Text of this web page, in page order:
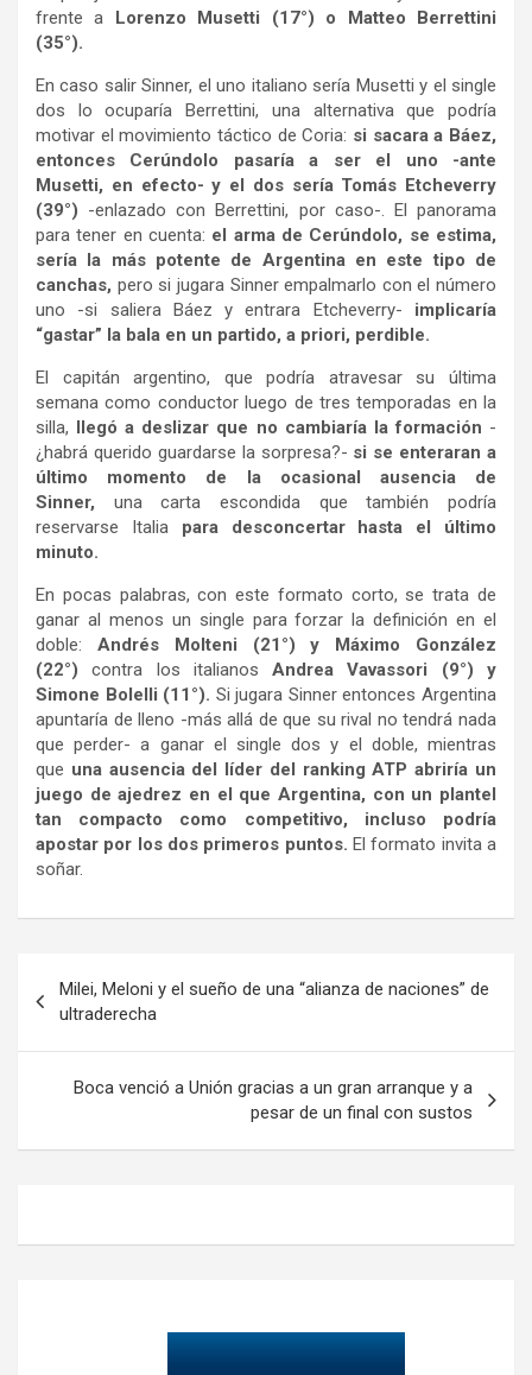
frente a Lorenzo Musetti (17°) o Matteo Berrettini
(35°).
En caso salir Sinner, el uno italiano sería Musetti y el single
dos lo ocuparía Berrettini, una alternativa que podría
motivar el movimiento táctico de Coria: si sacara a Báez,
entonces Cerúndolo pasaría a ser el uno -ante
Musetti, en efecto- y el dos sería Tomás Etcheverry
(39°) -enlazado con Berrettini, por caso-. El panorama
para tener en cuenta: el arma de Cerúndolo, se estima,
sería la más potente de Argentina en este tipo de
canchas, pero si jugara Sinner empalmarlo con el número
uno -si saliera Báez y entrara Etcheverry- implicaría
“gastar” la bala en un partido, a priori, perdible.
El capitán argentino, que podría atravesar su última
semana como conductor luego de tres temporadas en la
silla, llegó a deslizar que no cambiaría la formación -
¿habrá querido guardarse la sorpresa?- si se enteraran a
último momento de la ocasional ausencia de
Sinner, una carta escondida que también podría
reservarse Italia para desconcertar hasta el último
minuto.
En pocas palabras, con este formato corto, se trata de
ganar al menos un single para forzar la definición en el
doble: Andrés Molteni (21°) y Máximo González
(22°) contra los italianosAndrea Vavassori (9°) y
Simone Bolelli (11°). Si jugara Sinner entonces Argentina
apuntaría de lleno -más allá de que su rival no tendrá nada
que perder- a ganar el single dos y el doble, mientras
que una ausencia del líder del ranking ATP abriría un
juego de ajedrez en el que Argentina, con un plantel
tan compacto como competitivo, incluso podría
apostar por los dos primeros puntos. El formato invita a
soñar.
de
entradas
Milei, Meloni y el sueño de una “alianza de naciones” de
ultraderecha
Boca venció a Unión gracias a un gran arranque y a
pesar de un final con sustos